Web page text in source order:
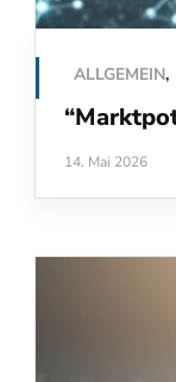
ALLGEMEIN,
14. Mai 2026